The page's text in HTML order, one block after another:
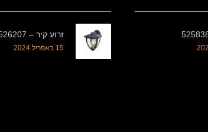
זרוע קיר – 526207
15 באפריל 2024